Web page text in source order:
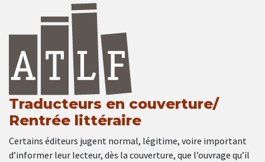
Traducteurs en couverture/
Rentrée littéraire
Certains éditeurs jugent normal, légitime, voire important
d’informer leur lecteur, dès la couverture, que l’ouvrage qu’il